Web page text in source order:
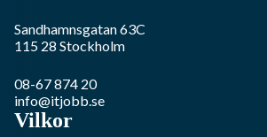
Sandhamnsgatan 63C
115 28 Stockholm
08-67 874 20
info@itjobb.se
Vilkor